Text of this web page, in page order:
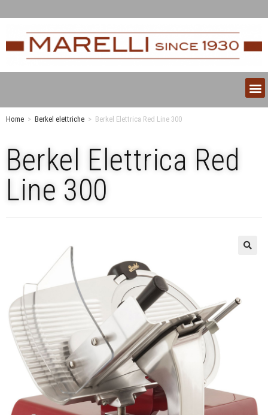
Home > Berkel elettriche > Berkel Elettrica Red Line 300
Berkel Elettrica Red
Line 300